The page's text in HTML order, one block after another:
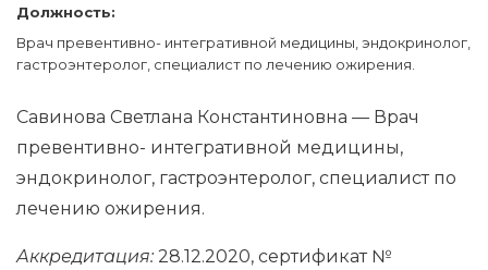
Должность:
Врач превентивно- интегративной медицины, эндокринолог,
гастроэнтеролог, специалист по лечению ожирения.
Савинова Светлана Константиновна — Врач
превентивно- интегративной медицины,
эндокринолог, гастроэнтеролог, специалист по
лечению ожирения.
Аккредитация: 28.12.2020, сертификат №